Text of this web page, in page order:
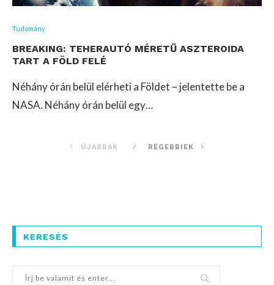
Tudomány
BREAKING: TEHERAUTÓ MÉRETŰ ASZTEROIDA
TART A FÖLD FELÉ
Néhány órán belül elérheti a Földet – jelentette be a
NASA. Néhány órán belül egy…
ÚJABBAK RÉGEBBIEK
KERESÉS